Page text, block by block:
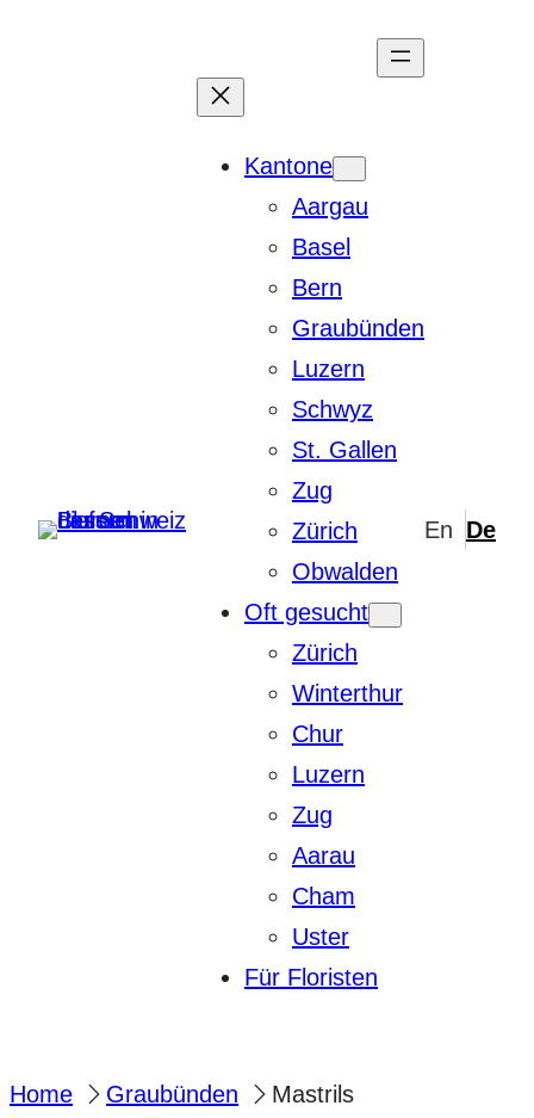
Kantone
Aargau
Basel
Bern
Graubünden
Luzern
Schwyz
St. Gallen
Zug
Zürich
Obwalden
Oft gesucht
Zürich
Winterthur
Chur
Luzern
Zug
Aarau
Cham
Uster
Für Floristen
Home Graubünden Mastrils